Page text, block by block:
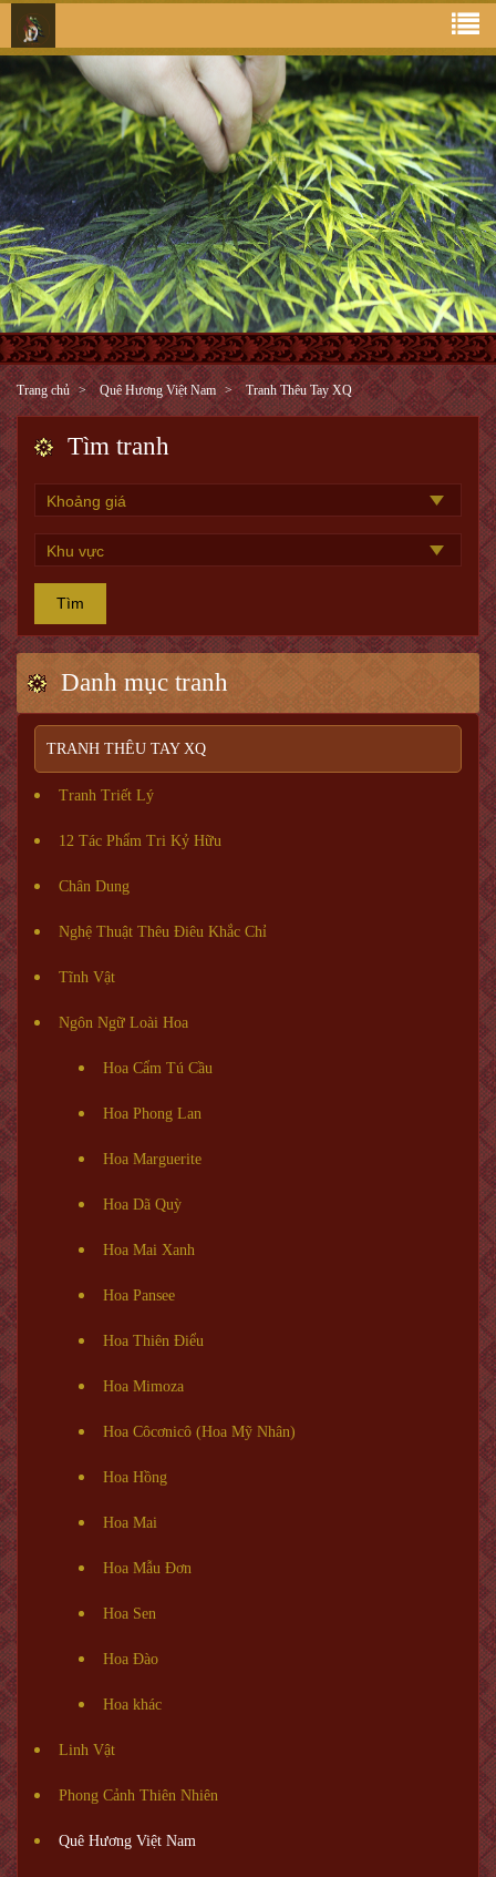
Trang chủ Quê Hương Việt Nam Tranh Thêu Tay XQ
Tìm tranh
Tìm
Danh mục tranh
TRANH THÊU TAY XQ
Tranh Triết Lý
12 Tác Phẩm Tri Kỷ Hữu
Chân Dung
Nghệ Thuật Thêu Điêu Khắc Chỉ
Tĩnh Vật
Ngôn Ngữ Loài Hoa
Hoa Cẩm Tú Cầu
Hoa Phong Lan
Hoa Marguerite
Hoa Dã Quỳ
Hoa Mai Xanh
Hoa Pansee
Hoa Thiên Điểu
Hoa Mimoza
Hoa Côcơnicô (Hoa Mỹ Nhân)
Hoa Hồng
Hoa Mai
Hoa Mẫu Đơn
Hoa Sen
Hoa Đào
Hoa khác
Linh Vật
Phong Cảnh Thiên Nhiên
Quê Hương Việt Nam